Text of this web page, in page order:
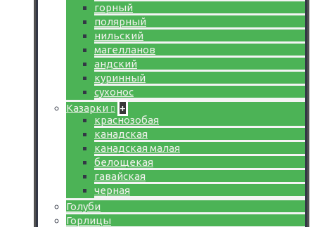
горный
полярный
нильский
магелланов
андский
куринный
сухонос
Казарки
+
краснозобая
канадская
канадская малая
белощекая
гавайская
черная
Голуби
Горлицы